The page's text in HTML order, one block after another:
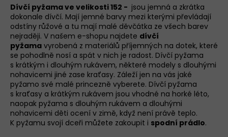
Dívčí pyžama ve velikosti 152 - jsou jemná a zkrátka
dokonale dívčí. Mají jemné barvy mezi kterými převládají
odstíny růžové a tu mají malé děvčátka ze všech barev
nejraději. V našem e-shopu najdete dívčí
pyžama vyrobená z materiálů příjemných na dotek, které
se pohodlně nosí a spát v nich je radost. Dívčí pyžama
s krátkým i dlouhým rukávem, některé modely s dlouhými
nohavicemi jiné zase kraťasy. Záleží jen na vás jaké
pyžamo své malé princezně vyberete. Dívčí pyžama
s kraťasy a krátkým rukávem jsou vhodné na horké léto,
naopak pyžama s dlouhým rukávem a dlouhými
nohavicemi děti ocení v zimě, když není právě teplo.
K pyžamu svojí dceři můžete zakoupit i spodní prádlo.
ř
e
b
u
j
e
t
e
n
a